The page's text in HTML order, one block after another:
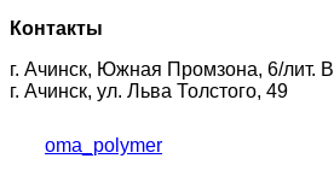
Контакты
г. Ачинск, Южная Промзона, 6/лит. В
г. Ачинск, ул. Льва Толстого, 49
oma_polymer